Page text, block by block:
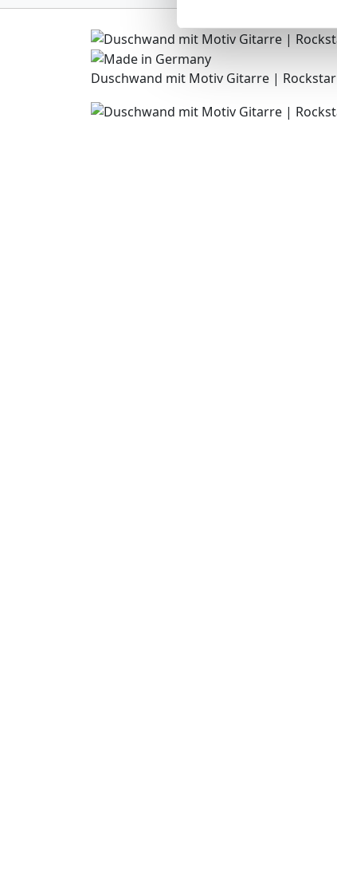
Impressum
Duschwand mit Motiv Gitarre | Rockstar